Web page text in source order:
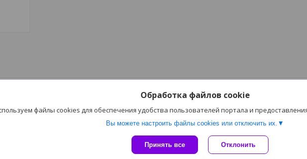
и
Сайт создан на платформе Deal.by
Политика обработки файлов cookies
Обработка файлов cookie
файлы cookies для обеспечения удобства пользователей портала и
Вы можете настроить файлы cookies или отключить их.
Принять все Отклонить